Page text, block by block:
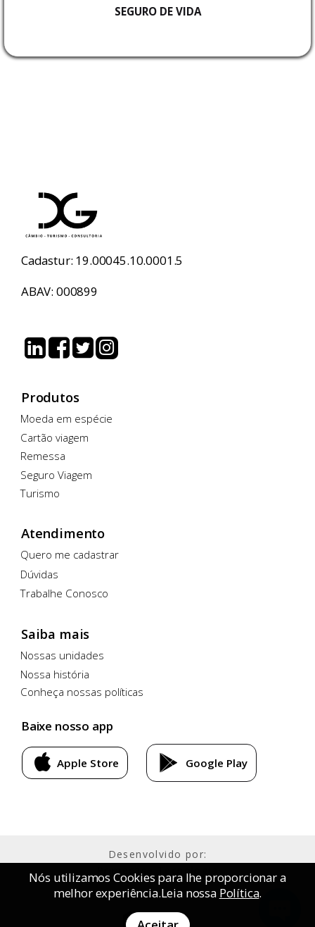
SEGURO DE VIDA
Cadastur: 19.00045.10.0001.5
ABAV: 000899
Produtos
Moeda em espécie
Cartão viagem
Remessa
Seguro Viagem
Turismo
Atendimento
Quero me cadastrar
Dúvidas
Trabalhe Conosco
Saiba mais
Nossas unidades
Nossa história
Conheça nossas políticas
Baixe nosso app
Apple Store Google Play
Desenvolvido por:
Primecase Tecnologia
Nós utilizamos Cookies para lhe proporcionar a
melhor experiência.Leia nossa Política.